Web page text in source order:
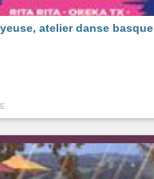
atelier danse basque